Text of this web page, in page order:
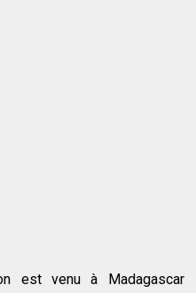
est venu à Madagascar